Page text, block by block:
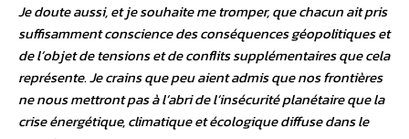
Je doute aussi, et je souhaite me tromper, que chacun ait pris
suffisamment conscience des conséquences géopolitiques et
de l’objet de tensions et de conflits supplémentaires que cela
représente. Je crains que peu aient admis que nos frontières
ne nous mettront pas à l’abri de l’insécurité planétaire que la
crise énergétique, climatique et écologique diffuse dans le